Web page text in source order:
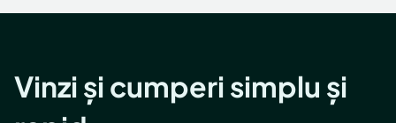
Vinzi și cumperi simplu și